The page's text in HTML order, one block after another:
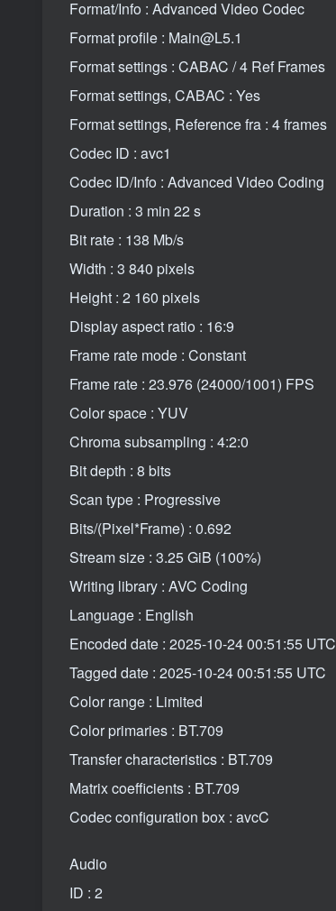
Format/Info : Advanced Video Codec
Format profile : Main@L5.1
Format settings : CABAC / 4 Ref Frames
Format settings, CABAC : Yes
Format settings, Reference fra : 4 frames
Codec ID : avc1
Codec ID/Info : Advanced Video Coding
Duration : 3 min 22 s
Bit rate : 138 Mb/s
Width : 3 840 pixels
Height : 2 160 pixels
Display aspect ratio : 16:9
Frame rate mode : Constant
Frame rate : 23.976 (24000/1001) FPS
Color space : YUV
Chroma subsampling : 4:2:0
Bit depth : 8 bits
Scan type : Progressive
Bits/(Pixel*Frame) : 0.692
Stream size : 3.25 GiB (100%)
Writing library : AVC Coding
Language : English
Encoded date : 2025-10-24 00:51:55 UTC
Tagged date : 2025-10-24 00:51:55 UTC
Color range : Limited
Color primaries : BT.709
Transfer characteristics : BT.709
Matrix coefficients : BT.709
Codec configuration box : avcC
Audio
ID : 2